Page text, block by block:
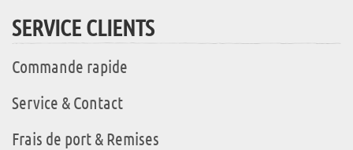
SERVICE CLIENTS
Commande rapide
Service & Contact
Frais de port & Remises